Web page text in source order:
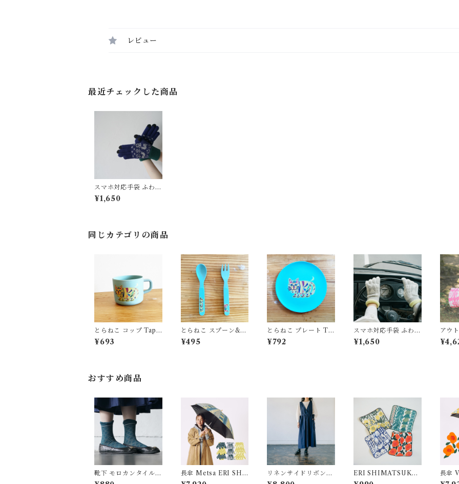
レビュー
最近チェックした商品
スマホ対応手袋 ふわふ
わの肌触り 小鳥 ALC
EDO
¥1,650
同じカテゴリの商品
とらねこ コップ Tapir
ok OKUYAMA YU
タピロク 奥山優 環境
¥693
とらねこ スプーン&フ
ォーク Tapirok OKU
YAMA YU タピロク
¥495
とらねこ プレート Ta
pirok OKUYAMA Y
U タピロク 奥山優 環
¥792
スマホ対応手袋 ふわふ
わの肌触り "Hi!' ALC
EDO
¥1,650
アウ
ズ
おすすめ商品
靴下 モロカンタイル A
LCEDO
長傘 Metsa ERI SHI
MATSUKA
リネンサイドリボンワ
ンピース ALCEDO
ERI SHIMATSUKA×
Tapirok タオルハンカ
長傘 Vitamini ERI SH